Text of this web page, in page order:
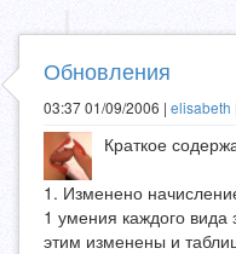
Обновления
03:37 01/09/2006 | elisabeth
Краткое
1. Изменено
1 умения каждого вида
этим изменены и